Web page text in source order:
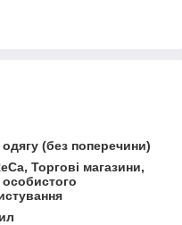
(без поперечини)
Торгові магазини,